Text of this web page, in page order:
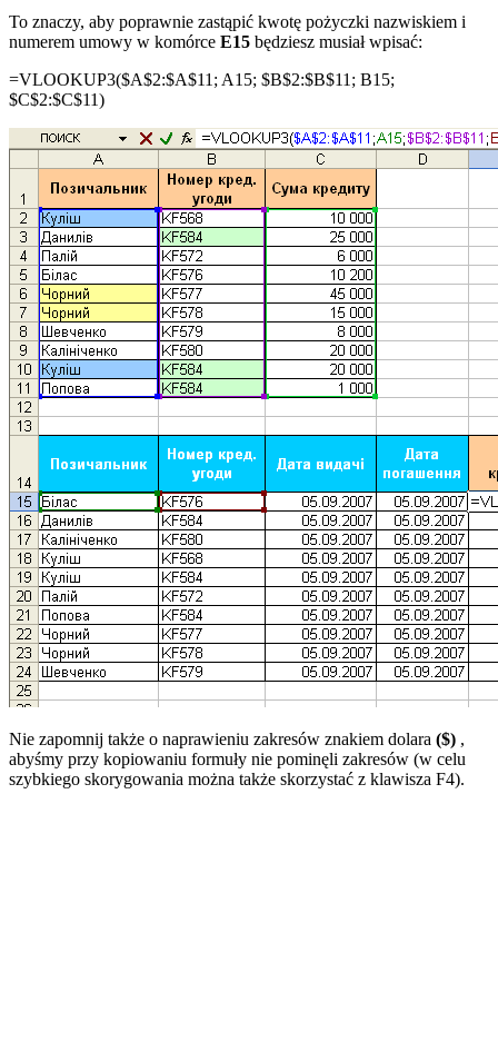
To znaczy, aby poprawnie zastąpić kwotę pożyczki nazwiskiem i
numerem umowy w komórce E15 będziesz musiał wpisać:
=VLOOKUP3($A$2:$A$11 ; A15; $B$2:$B$11 ; B15;
$C$2:$C$11)
Nie zapomnij także o naprawieniu zakresów znakiem dolara ($) ,
abyśmy przy kopiowaniu formuły nie pominęli zakresów (w celu
szybkiego skorygowania można także skorzystać z klawisza F4).